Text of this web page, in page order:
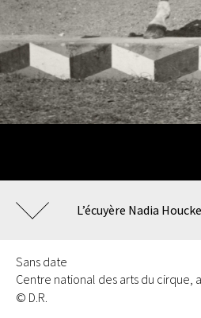
L’écuyère Nadia
Sans date
Centre national des arts du cirque,
© D.R.